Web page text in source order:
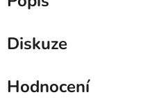
Diskuze
Hodnocení